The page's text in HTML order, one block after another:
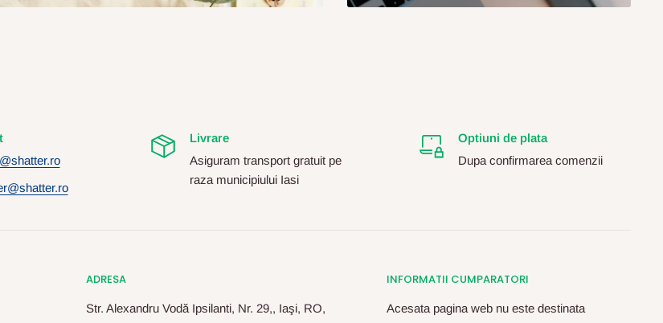
Livrare
Asiguram transport gratuit pe
raza municipiului Iasi
Optiuni de plata
Dupa confirmarea comenzii
ADRESA
Str. Alexandru Vodă Ipsilanti, Nr. 29,, Iaşi, RO,
INFORMATII CUMPARATORI
Acesata pagina web nu este destinata